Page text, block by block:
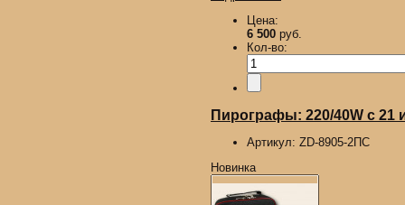
Цена:
6 500 руб.
Кол-во:
Пирографы: 220/40W с 21
Артикул: ZD-8905-2ПС
Новинка